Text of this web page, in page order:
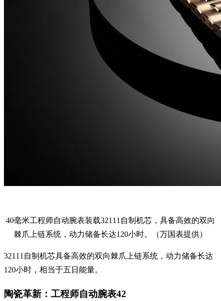
40毫米工程师自动腕表装载32111自制机芯，具备高效的双向
棘爪上链系统，动力储备长达120小时。（万国表提供）
32111自制机芯具备高效的双向棘爪上链系统，动力储备长达
120小时，相当于五日能量。
陶瓷革新：工程师自动腕表42